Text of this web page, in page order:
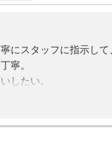
にスタッフに指示して
寧。
したい。